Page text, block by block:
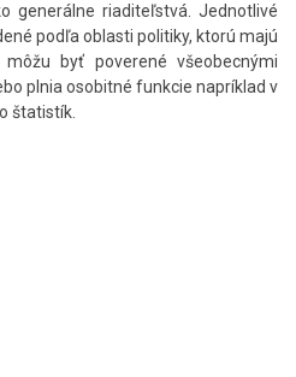
generálne riaditeľstvá. Jednotlivé
podľa oblasti politiky, ktorú majú
byť poverené všeobecnými
plnia osobitné funkcie napríklad v
štatistík.